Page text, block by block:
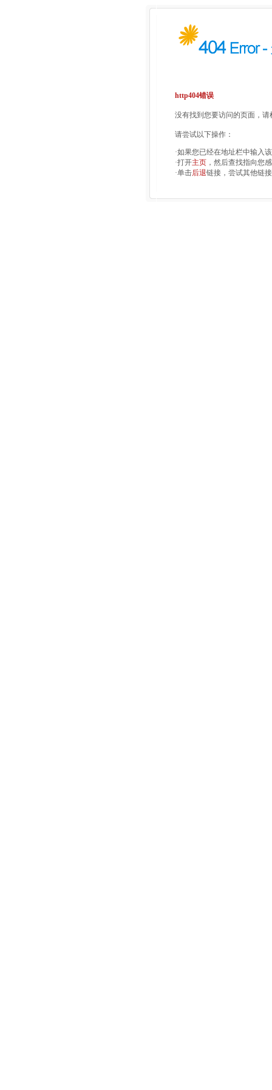
http404错误
没有找到您要访问的页面，
请尝试以下操作：
·如果您已经在地址栏中输入
·打开主页 ，然后查找指向您
·单击后退链接，尝试其他链